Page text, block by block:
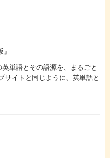
単語とその語源を、まるごと
サイトと同じように、英単語と